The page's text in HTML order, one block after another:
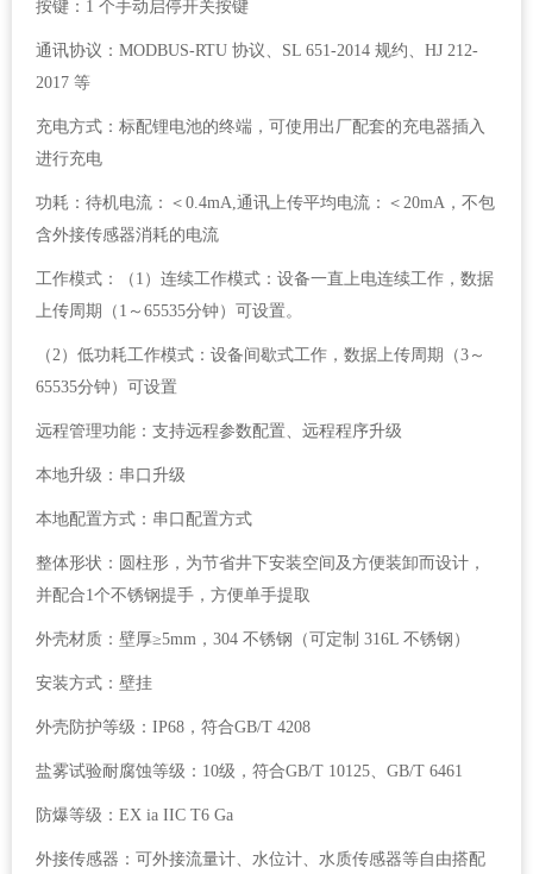
按键：1 个手动启停开关按键
通讯协议：MODBUS-RTU 协议、SL 651-2014 规约、HJ 212-
2017 等
充电方式：标配锂电池的终端，可使用出厂配套的充电器插入
进行充电
功耗：待机电流：＜0.4mA,通讯上传平均电流：＜20mA，不包
含外接传感器消耗的电流
工作模式：（1）连续工作模式：设备一直上电连续工作，数据
上传周期（1～65535分钟）可设置。
（2）低功耗工作模式：设备间歇式工作，数据上传周期（3～
65535分钟）可设置
远程管理功能：支持远程参数配置、远程程序升级
本地升级：串口升级
本地配置方式：串口配置方式
整体形状：圆柱形，为节省井下安装空间及方便装卸而设计，
并配合1个不锈钢提手，方便单手提取
外壳材质：壁厚≥5mm，304 不锈钢（可定制 316L 不锈钢）
安装方式：壁挂
外壳防护等级：IP68，符合GB/T 4208
盐雾试验耐腐蚀等级：10级，符合GB/T 10125、GB/T 6461
防爆等级：EX ia IIC T6 Ga
外接传感器：可外接流量计、水位计、水质传感器等自由搭配